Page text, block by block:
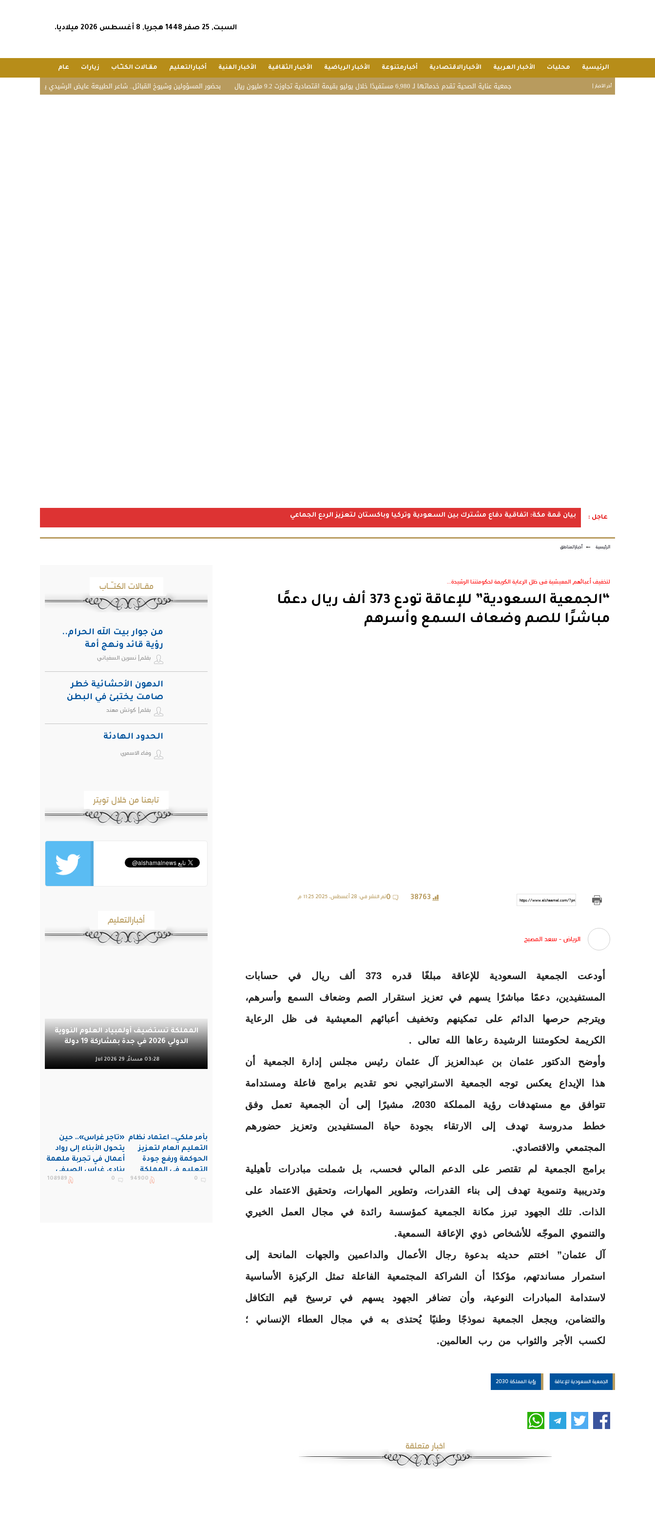
السبت, 25 صفر 1448 هجريا, 8 أغسطس 2026 ميلاديا.
الرئيسية محليات الأخبار العربية الأخبارالاقتصادية أخبارمتنوعة الأخبار الرياضية الأخبار الثقافية الأخبار الفنية أخبارالتعليم مقـالات الكتـّـاب زيارات عام
أخر الأخبار | بحضور المسؤولين وشيوخ القبائل.. شاعر الطبيعة عايض الرشيدي يحتفل بزواج نجله محمد جمعية عناية الصحية تقدم خدماتها لـ 6,980 مستفيدًا خلال يوليو بقيمة اقتصادية تجاوزت 9.2 مليون ريال
عاجل : بيان قمة مكة: اتفاقية دفاع مشترك بين السعودية وتركيا وباكستان لتعزيز الردع الجماعي
الرئيسية ← أخبارالمناطق
لتخفيف أعبائهم المعيشية فى ظل الرعاية الكريمة لحكومتننا الرشيدة...
“الجمعية السعودية” للإعاقة تودع 373 ألف ريال دعمًا
مباشرًا للصم وضعاف السمع وأسرهم
https://www.alshaamal.com/?p=303234
تم النشر في: 28 أغسطس، 2025 11:25 م 38763
0
الرياض - سعد المصبح
أودعت الجمعية السعودية للإعاقة مبلغًا قدره 373 ألف ريال في حسابات
المستفيدين، دعمًا مباشرًا يسهم في تعزيز استقرار الصم وضعاف السمع وأسرهم،
ويترجم حرصها الدائم على تمكينهم وتخفيف أعبائهم المعيشية فى ظل الرعاية
الكريمة لحكومتننا الرشيدة رعاها الله تعالى .
وأوضح الدكتور عثمان بن عبدالعزيز آل عثمان رئيس مجلس إدارة الجمعية أن
هذا الإيداع يعكس توجه الجمعية الاستراتيجي نحو تقديم برامج فاعلة ومستدامة
تتوافق مع مستهدفات رؤية المملكة 2030، مشيرًا إلى أن الجمعية تعمل وفق
خطط مدروسة تهدف إلى الارتقاء بجودة حياة المستفيدين وتعزيز حضورهم
المجتمعي والاقتصادي.
برامج الجمعية لم تقتصر على الدعم المالي فحسب، بل شملت مبادرات تأهيلية
وتدريبية وتنموية تهدف إلى بناء القدرات، وتطوير المهارات، وتحقيق الاعتماد على
الذات. تلك الجهود تبرز مكانة الجمعية كمؤسسة رائدة في مجال العمل الخيري
والتنموي الموجّه للأشخاص ذوي الإعاقة السمعية.
آل عثمان” اختتم حديثه بدعوة رجال الأعمال والداعمين والجهات المانحة إلى
استمرار مساندتهم، مؤكدًا أن الشراكة المجتمعية الفاعلة تمثل الركيزة الأساسية
لاستدامة المبادرات النوعية، وأن تضافر الجهود يسهم في ترسيخ قيم التكافل
والتضامن، ويجعل الجمعية نموذجًا وطنيًا يُحتذى به في مجال العطاء الإنساني ؛
لكسب الأجر والثواب من رب العالمين.
الجمعية السعودية للإعاقة رؤية المملكة 2030
اخبار متعلقة
مقـالات الكتـّـاب
من جوار بيت الله الحرام..
رؤية قائد ونهج أمة
بقلم| نسرين السفياني
الدهون الأحشائية خطر
صامت يختبئ في البطن
ويهدد صحة الإنسان
بقلم| كوتش مهند
الحدود الهادئة
وفاء الاسمري
تابعنا من خلال تويتر
أخبارالتعليم
المملكة تستضيف أولمبياد العلوم النووية
الدولي 2026 في جدة بمشاركة 19 دولة
03:28 مساءً, 29 Jul 2026
بأمر ملكي.. اعتماد نظام
التعليم العام لتعزيز
الحوكمة ورفع جودة
التعليم في المملكة
0
94900
«تاجر غراس».. حين
يتحول الأبناء إلى رواد
أعمال في تجربة ملهمة
بنادي غراس الصيفي
بالجبيل
0
108989